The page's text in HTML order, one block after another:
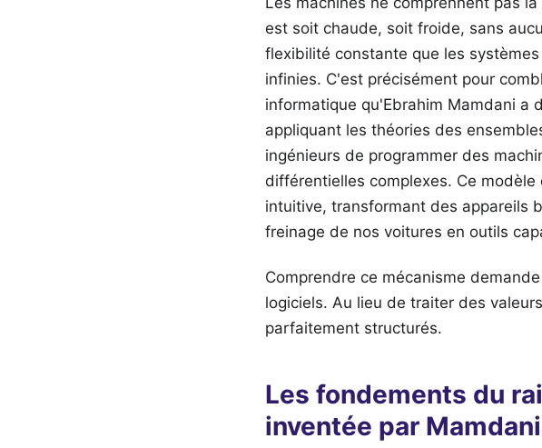
est soit chaude, soit froide, sans
flexibilité constante que les
infinies. C'est précisément pour
informatique qu'Ebrahim Mamdani a
appliquant les théories des
ingénieurs de programmer des
différentielles complexes. Ce
intuitive, transformant des appareils
freinage de nos voitures en outils
Comprendre ce mécanisme
logiciels. Au lieu de traiter des
parfaitement structurés.
Les fondements du
inventée par Mamdani